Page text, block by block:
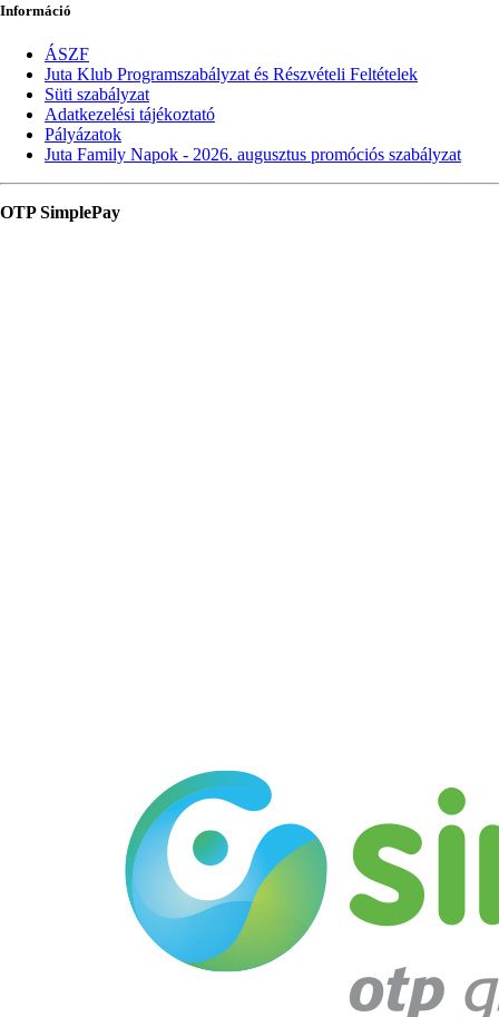
Információ
ÁSZF
Juta Klub Programszabályzat és Részvételi Feltételek
Süti szabályzat
Adatkezelési tájékoztató
Pályázatok
Juta Family Napok - 2026. augusztus promóciós szabályzat
OTP SimplePay